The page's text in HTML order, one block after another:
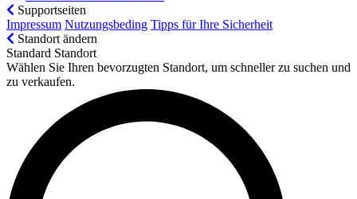
Supportseiten
Impressum Nutzungsbeding Tipps für Ihre Sicherheit
Standort ändern
Standard Standort
Wählen Sie Ihren bevorzugten Standort, um schneller zu suchen und
zu verkaufen.